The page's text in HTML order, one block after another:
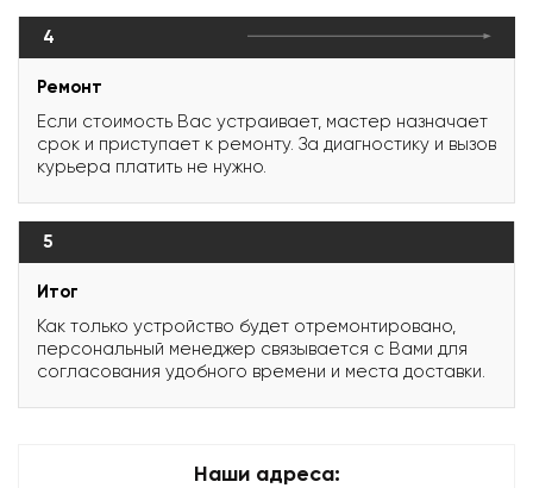
4
Ремонт
Если стоимость Вас устраивает, мастер назначает
срок и приступает к ремонту. За диагностику и вызов
курьера платить не нужно.
5
Итог
Как только устройство будет отремонтировано,
персональный менеджер связывается с Вами для
согласования удобного времени и места доставки.
Наши адреса: